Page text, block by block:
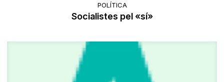
POLÍTICA
Socialistes pel «sí»